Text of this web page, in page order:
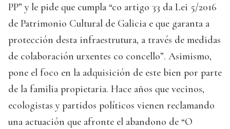
PP” y le pide que cumpla “co artigo 33 da Lei 5/2016
de Patrimonio Cultural de Galicia e que garanta a
protección desta infraestrutura, a través de medidas
de colaboración urxentes co concello”. Asimismo,
pone el foco en la adquisición de este bien por parte
de la familia propietaria. Hace años que vecinos,
ecologistas y partidos políticos vienen reclamando
una actuación que afronte el abandono de “O